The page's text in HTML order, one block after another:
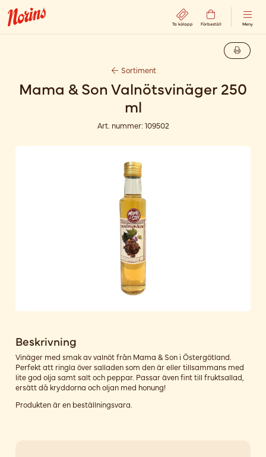
Ta kölapp Förbeställ Meny
Sortiment
Mama & Son Valnötsvinäger 250
ml
Art. nummer: 109502
Beskrivning
Vinäger med smak av valnöt från Mama & Son i Östergötland.
Perfekt att ringla över salladen som den är eller tillsammans med
lite god olja samt salt och peppar. Passar även fint till fruktsallad,
ersätt då kryddorna och oljan med honung!
Produkten är en beställningsvara.